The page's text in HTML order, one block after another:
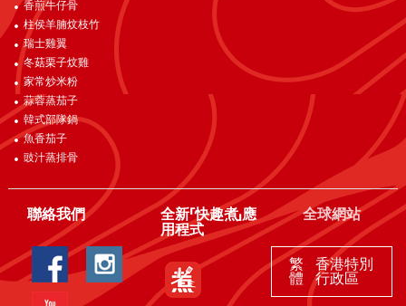
香煎牛仔骨
柱侯羊腩炆枝竹
瑞士雞翼
冬菇栗子炆雞
家常炒米粉
蒜蓉蒸茄子
韓式部隊鍋
魚香茄子
豉汁蒸排骨
聯絡我們
全新「快趣煮」應
用程式
全球網站
繁
體
香港特別
行政區